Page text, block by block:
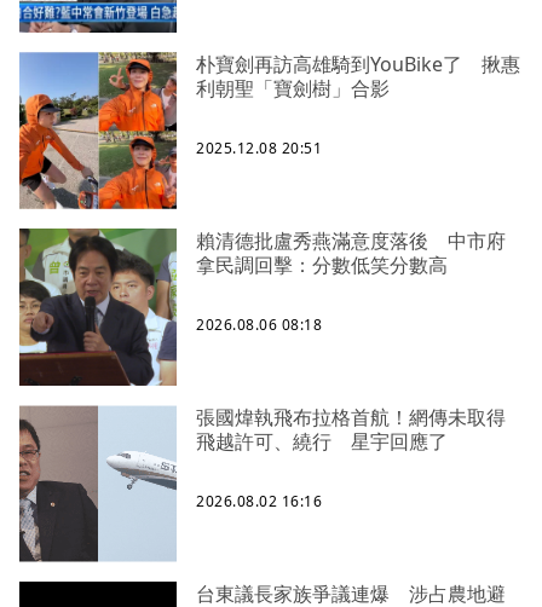
朴寶劍再訪高雄騎到YouBike了 揪惠
利朝聖「寶劍樹」合影
2025.12.08 20:51
賴清德批盧秀燕滿意度落後 中市府
拿民調回擊：分數低笑分數高
2026.08.06 08:18
張國煒執飛布拉格首航！網傳未取得
飛越許可、繞行 星宇回應了
2026.08.02 16:16
台東議長家族爭議連爆 涉占農地避